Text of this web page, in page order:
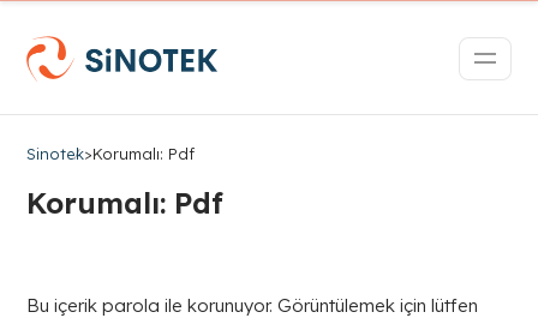
Sinotek>Korumalı: Pdf
Korumalı: Pdf
Bu içerik parola ile korunuyor. Görüntülemek için lütfen